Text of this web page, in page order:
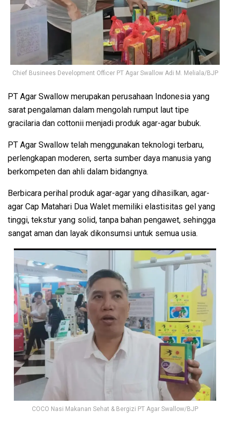
Chief Businees Development Officer PT Agar Swallow Adi M. Meliala/BJP
PT Agar Swallow merupakan perusahaan Indonesia yang
sarat pengalaman dalam mengolah rumput laut tipe
gracilaria dan cottonii menjadi produk agar-agar bubuk.
PT Agar Swallow telah menggunakan teknologi terbaru,
perlengkapan moderen, serta sumber daya manusia yang
berkompeten dan ahli dalam bidangnya.
Berbicara perihal produk agar-agar yang dihasilkan, agar-
agar Cap Matahari Dua Walet memiliki elastisitas gel yang
tinggi, tekstur yang solid, tanpa bahan pengawet, sehingga
sangat aman dan layak dikonsumsi untuk semua usia.
COCO Nasi Makanan Sehat & Bergizi PT Agar Swallow/BJP